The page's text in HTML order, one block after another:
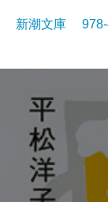
新潮文庫